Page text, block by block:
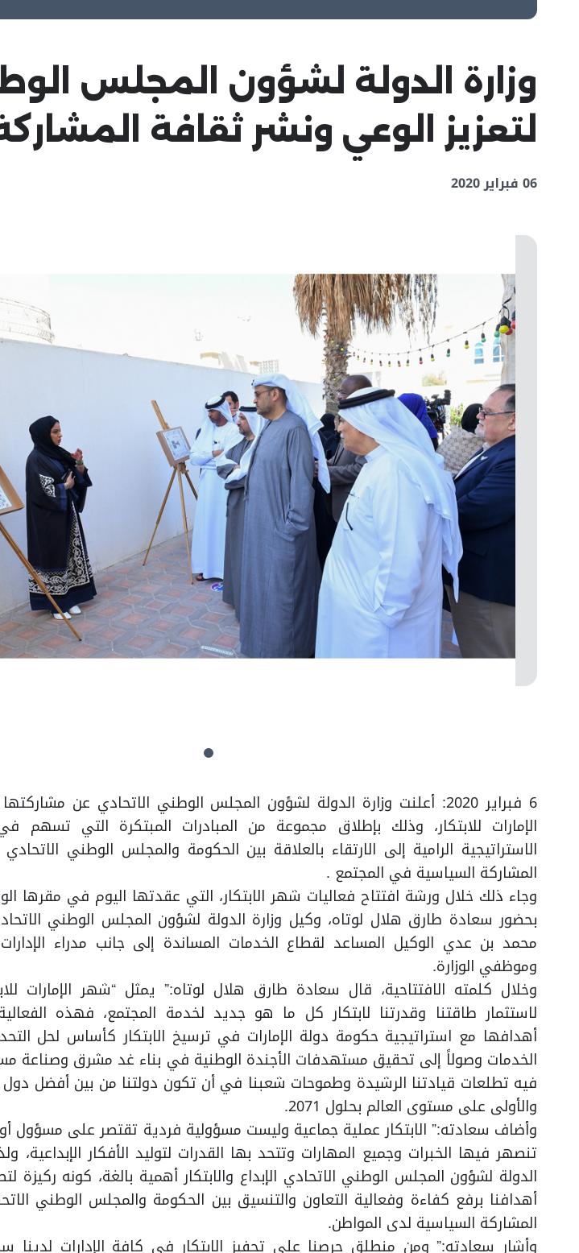
وزارة الدولة لشؤون المجلس
لتعزيز الوعي ونشر ثقافة
06 فبراير 2020
6 فبراير 2020: أعلنت وزارة الدولة لشؤون المجلس الوطني الاتحادي عن
الإمارات للابتكار، وذلك بإطلاق مجموعة من المبادرات المبتكرة التي تسهم
الاستراتيجية الرامية إلى الارتقاء بالعلاقة بين الحكومة والمجلس الوطني
المشاركة السياسية في المجتمع .
وجاء ذلك خلال ورشة افتتاح فعاليات شهر الابتكار، التي عقدتها اليوم في مقرها
بحضور سعادة طارق هلال لوتاه، وكيل وزارة الدولة لشؤون المجلس الوطني
محمد بن عدي الوكيل المساعد لقطاع الخدمات المساندة إلى جانب مدراء
وموظفي الوزارة.
وخلال كلمته الافتتاحية، قال سعادة طارق هلال لوتاه:” يمثل “شهر الإمارات
لاستثمار طاقتنا وقدرتنا لابتكار كل ما هو جديد لخدمة المجتمع، فهذه
أهدافها مع استراتيجية حكومة دولة الإمارات في ترسيخ الابتكار كأساس لحل
الخدمات وصولاً إلى تحقيق مستهدفات الأجندة الوطنية في بناء غد مشرق وصناعة
والأولى على مستوى العالم بحلول 2071.
وأضاف سعادته:” الابتكار عملية جماعية وليست مسؤولية فردية تقتصر على مسؤول
تنصهر فيها الخبرات وجميع المهارات وتتحد بها القدرات لتوليد الأفكار الإبداعية،
الدولة لشؤون المجلس الوطني الاتحادي الإبداع والابتكار أهمية بالغة، كونه ركيزة
أهدافنا برفع كفاءة وفعالية التعاون والتنسيق بين الحكومة والمجلس الوطني
المشاركة السياسية لدى المواطن.
وأشار سعادته:” ومن منطلق حرصنا على تحفيز الابتكار في كافة الإدارات لدينا